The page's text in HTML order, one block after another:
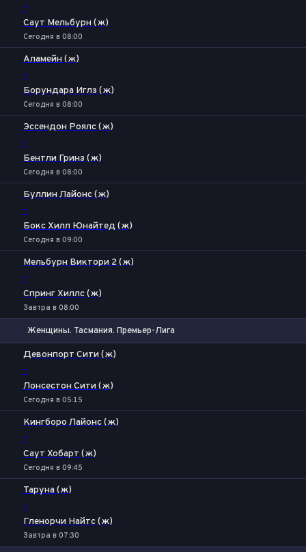
-
Саут Мельбурн (ж)
Сегодня в 08:00
Аламейн (ж)
-
Борундара Иглз (ж)
Сегодня в 08:00
Эссендон Роялс (ж)
-
Бентли Гринз (ж)
Сегодня в 08:00
Буллин Лайонс (ж)
-
Бокс Хилл Юнайтед (ж)
Сегодня в 09:00
Мельбурн Виктори 2 (ж)
-
Спринг Хиллс (ж)
Завтра в 08:00
Женщины. Тасмания. Премьер-Лига
Девонпорт Сити (ж)
-
Лонсестон Сити (ж)
Сегодня в 05:15
Кингборо Лайонс (ж)
-
Саут Хобарт (ж)
Сегодня в 09:45
Таруна (ж)
-
Гленорчи Найтс (ж)
Завтра в 07:30